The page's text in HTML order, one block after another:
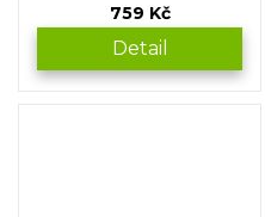
759 Kč
Detail